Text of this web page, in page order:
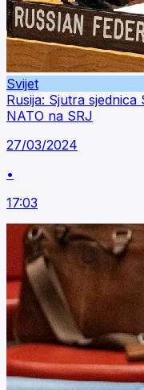
Svijet
Rusija: Sjutra
NATO na SRJ
27/03/2024
•
17:03